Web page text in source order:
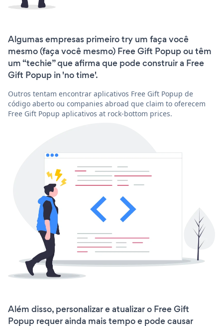
Algumas empresas primeiro try um faça você
mesmo (faça você mesmo) Free Gift Popup ou têm
um “techie” que afirma que pode construir a Free
Gift Popup in 'no time'.
Outros tentam encontrar aplicativos Free Gift Popup de
código aberto ou companies abroad que claim to oferecem
Free Gift Popup aplicativos at rock-bottom prices.
Além disso, personalizar e atualizar o Free Gift
Popup requer ainda mais tempo e pode causar